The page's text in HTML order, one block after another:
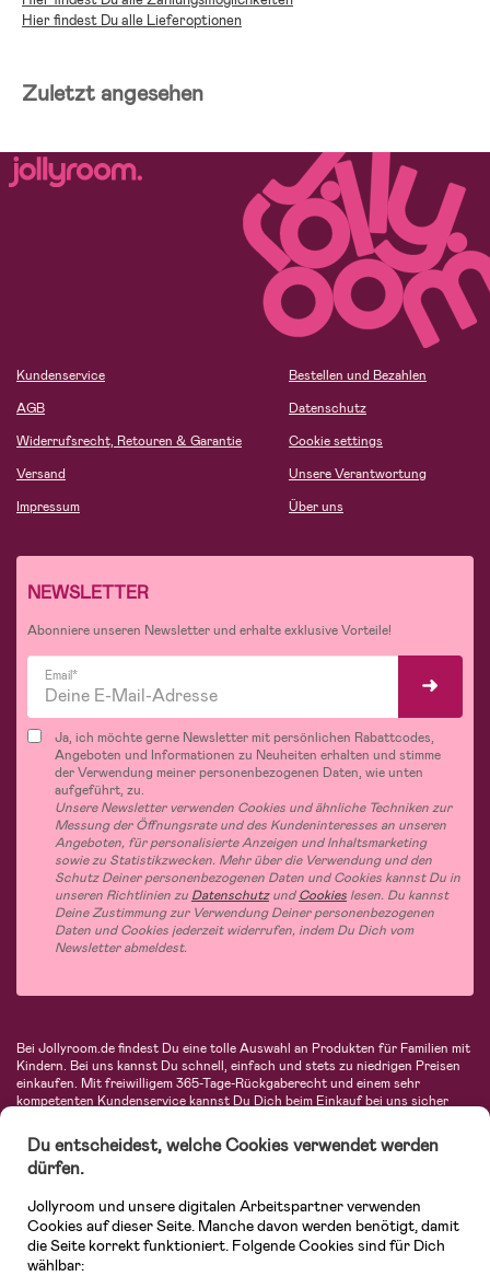
Hier findest Du alle Lieferoptionen
Zuletzt angesehen
Kundenservice
AGB
Widerrufsrecht, Retouren & Garantie
Versand
Impressum
Bestellen und Bezahlen
Datenschutz
Cookie settings
Unsere Verantwortung
Über uns
NEWSLETTER
Abonniere unseren Newsletter und erhalte exklusive Vorteile!
Email*
Ja, ich möchte gerne Newsletter mit persönlichen Rabattcodes,
Angeboten und Informationen zu Neuheiten erhalten und stimme
der Verwendung meiner personenbezogenen Daten, wie unten
aufgeführt, zu.
Unsere Newsletter verwenden Cookies und ähnliche Techniken zur
Messung der Öffnungsrate und des Kundeninteresses an unseren
Angeboten, für personalisierte Anzeigen und Inhaltsmarketing
sowie zu Statistikzwecken. Mehr über die Verwendung und den
Schutz Deiner personenbezogenen Daten und Cookies kannst Du in
unseren Richtlinien zu DatenschutzundCookies lesen. Du kannst
Deine Zustimmung zur Verwendung Deiner personenbezogenen
Daten und Cookies jederzeit widerrufen, indem Du Dich vom
Newsletter abmeldest.
Bei Jollyroom.de findest Du eine tolle Auswahl an Produkten für Familien mit
Kindern. Bei uns kannst Du schnell, einfach und stets zu niedrigen Preisen
einkaufen. Mit freiwilligem 365-Tage-Rückgaberecht und einem sehr
kompetenten Kundenservice kannst Du Dich beim Einkauf bei uns sicher
Autositze, Kinder- und Babymode, Produkte für Mütter und eine Menge
fantastischer Einrichtungsgegenstände, Spielsachen, Babyprodukte und
vieles mehr. Wir haben Produkte von bekannten Herstellern wie Britax, Maxi-
Avent, Jack Wolfskin, Cybex, LEGO und vielen mehr. Schau Dich um in
unserer vielfältigen Online-Boutique für Kinder & Babys. Willkommen!
Du entscheidest, welche Cookies verwendet werden
dürfen.
Jollyroom und unsere digitalen Arbeitspartner verwenden
Cookies auf dieser Seite. Manche davon werden benötigt, damit
die Seite korrekt funktioniert. Folgende Cookies sind für Dich
wählbar: